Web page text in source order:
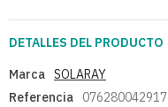
DETALLES DEL PRODUCTO
Marca SOLARAY
Referencia
076280042917